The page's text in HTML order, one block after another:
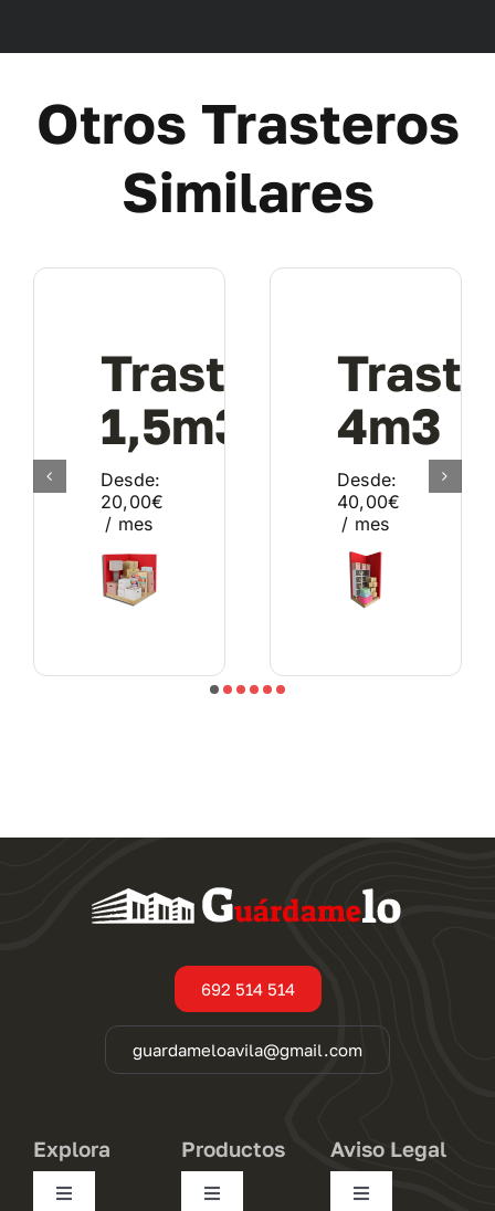
Otros Trasteros
Similares
Trastero
1,5m3
Desde:
20,00€
/ mes
4m3
Desde:
40,00€
/ mes
692 514 514
guardameloavila@gmail.com
Explora
Toggle
Productos
Toggle
Aviso Legal
Toggle